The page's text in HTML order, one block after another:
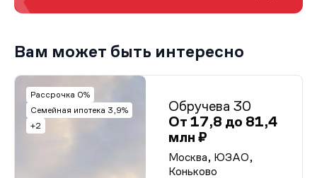
Вам может быть интересно
Рассрочка 0%
Семейная ипотека 3,9%
+2
Обручева 30
От 17,8 до 81,4
млн ₽
Москва, ЮЗАО,
Коньково